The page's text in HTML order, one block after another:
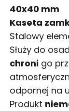
40x40 mm
Kaseta
Stalowy
Służy do
chroni go
odpornej na
Produkt